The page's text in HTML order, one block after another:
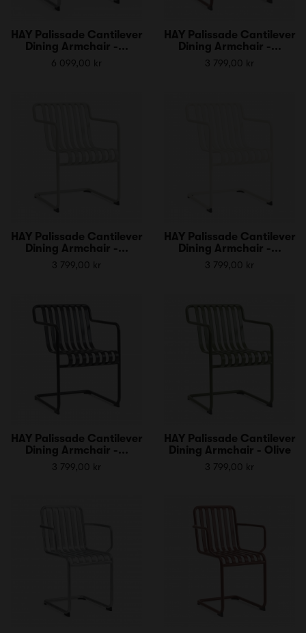
HAY Palissade Cantilever
Dining Armchair -...
6 099,00 kr
HAY Palissade Cantilever
Dining Armchair -...
3 799,00 kr
HAY Palissade Cantilever
Dining Armchair -...
3 799,00 kr
HAY Palissade Cantilever
Dining Armchair -...
3 799,00 kr
HAY Palissade Cantilever
Dining Armchair -...
3 799,00 kr
HAY Palissade Cantilever
Dining Armchair - Olive
3 799,00 kr